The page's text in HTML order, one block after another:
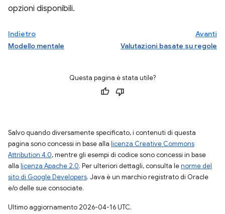
opzioni disponibili.
Indietro
Modello mentale
Avanti
Valutazioni basate su regole
Questa pagina è stata utile?
Salvo quando diversamente specificato, i contenuti di questa
pagina sono concessi in base alla licenza Creative Commons
Attribution 4.0, mentre gli esempi di codice sono concessi in base
alla licenza Apache 2.0. Per ulteriori dettagli, consulta lenorme del
sito di Google Developers. Java è un marchio registrato di Oracle
e/o delle sue consociate.
Ultimo aggiornamento 2026-04-16 UTC.